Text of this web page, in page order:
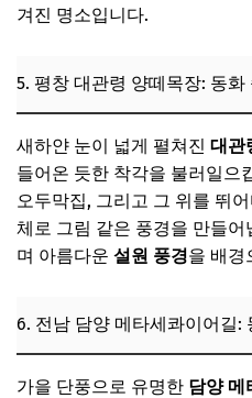
겨진 명소입니다.
5. 평창 대관령 양떼목장: 동화
새하얀 눈이 넓게 펼쳐진 대관
들어온 듯한 착각을 불러일으
오두막집, 그리고 그 위를 뛰
체로 그림 같은 풍경을 만들
며 아름다운 설원 풍경을 배경
6. 전남 담양 메타세콰이어길:
가을 단풍으로 유명한 담양 메